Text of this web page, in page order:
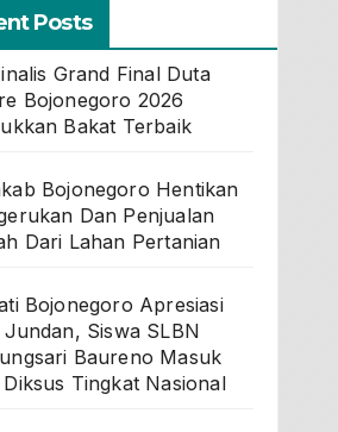
Posts
Grand Final Duta
Bojonegoro 2026
Bakat Terbaik
Bojonegoro Hentikan
Dan Penjualan
Dari Lahan Pertanian
Bojonegoro Apresiasi
Jundan, Siswa SLBN
Baureno Masuk
Diksus Tingkat Nasional